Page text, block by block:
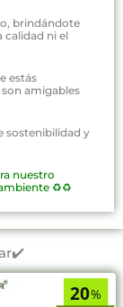
brindándote
calidad ni el
estás
amigables
sostenibilidad y
nuestro
♻️♻️
%
20